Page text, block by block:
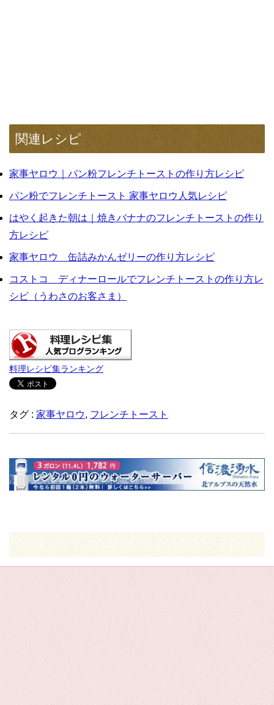
関連レシピ
家事ヤロウ｜パン粉フレンチトーストの作り方レシピ
パン粉でフレンチトースト 家事ヤロウ人気レシピ
はやく起きた朝は｜焼きバナナのフレンチトーストの作り
方レシピ
家事ヤロウ 缶詰みかんゼリーの作り方レシピ
コストコ ディナーロールでフレンチトーストの作り方レ
シピ（うわさのお客さま）
料理レシピ集ランキング
タグ : 家事ヤロウ, フレンチトースト